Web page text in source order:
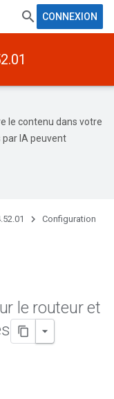
CONNEXION
le contenu dans votre
IA peuvent
Configuration
le routeur et